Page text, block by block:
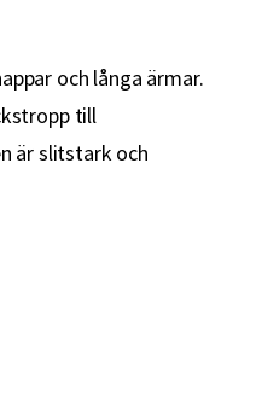
och långa ärmar.
till
är slitstark och